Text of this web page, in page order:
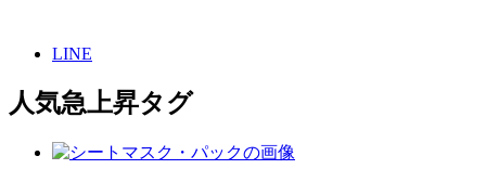
LINE
人気急上昇タグ